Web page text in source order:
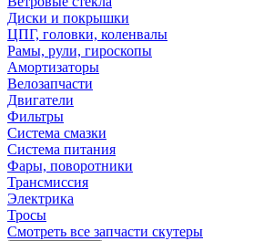
Диски и покрышки
ЦПГ, головки, коленвалы
Рамы, рули, гироскопы
Амортизаторы
Велозапчасти
Двигатели
Фильтры
Система смазки
Система питания
Фары, поворотники
Трансмиссия
Электрика
Тросы
Смотреть все запчасти скутеры